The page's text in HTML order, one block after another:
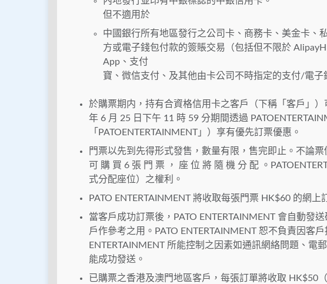
但不適用於
中國銀行所有地區發行之公司卡、商務卡、美金卡、
方或電子錢包付款的簽賬交易（包括但不限於
App、支付
寶、微信支付、及其他由卡公司不時指定的支付/電子
於購票期内，持有合資格信用卡之客戶（下稱「客戶」
年 6 月 25 日下午 11 時 59 分期間透過
「PATOENTERTAINMENT」）享有優先訂票優惠。
門票以先到先得形式發售，數量有限，售完即止。不論
可 購 買 6 張 門 票 ， 座 位 將 隨 機 分 配 。
式分配座位）之權利。
PATO ENTERTAINMENT 將收取每張門票 HK$60 的網上
當客戶成功訂票後，PATO ENTERTAINMENT 會自動發
戶作參考之用。PATO ENTERTAINMENT 恕不負責因客
ENTERTAINMENT 所能控制之因素如通訊網絡問題、電
能成功發送。
已購票之香港及澳門地區客戶，每張訂單將收取 HK$50